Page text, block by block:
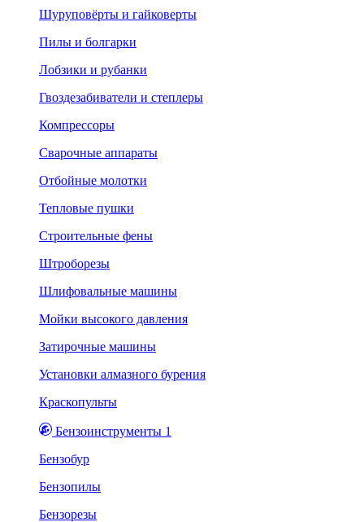
Шуруповёрты и гайковерты
Пилы и болгарки
Лобзики и рубанки
Гвоздезабиватели и степлеры
Компрессоры
Сварочные аппараты
Отбойные молотки
Тепловые пушки
Строительные фены
Штроборезы
Шлифовальные машины
Мойки высокого давления
Затирочные машины
Установки алмазного бурения
Краскопульты
Бензоинструменты 1
Бензобур
Бензопилы
Бензорезы